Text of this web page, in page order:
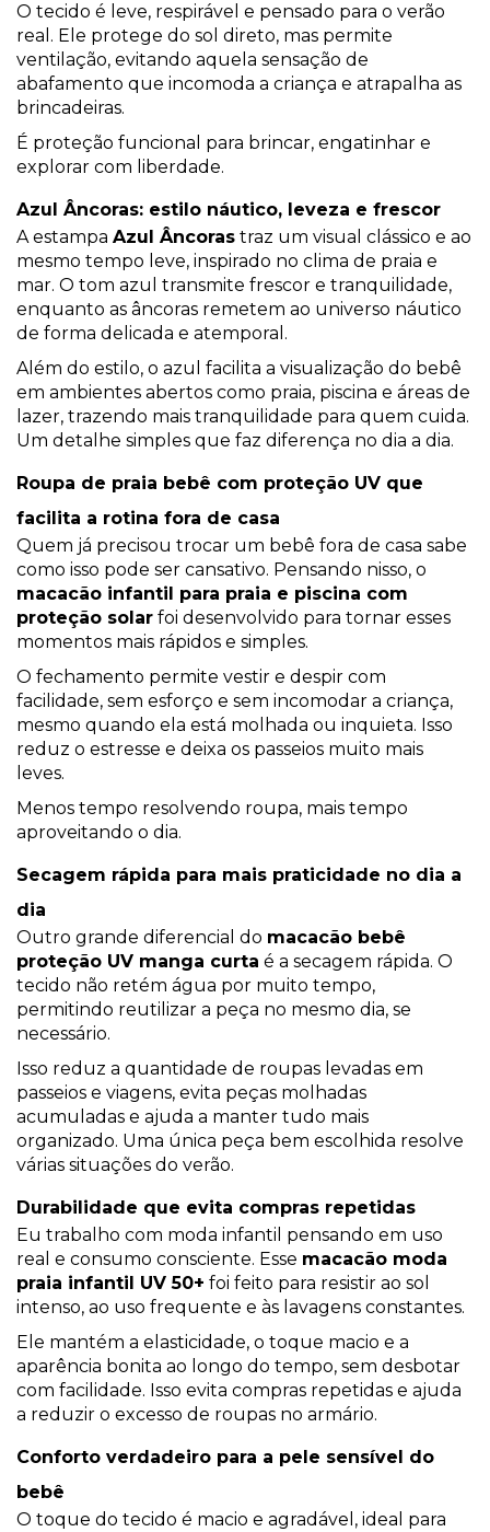
O tecido é leve, respirável e pensado para o verão
real. Ele protege do sol direto, mas permite
ventilação, evitando aquela sensação de
abafamento que incomoda a criança e atrapalha as
brincadeiras.
É proteção funcional para brincar, engatinhar e
explorar com liberdade.
Azul Âncoras: estilo náutico, leveza e frescor
A estampa Azul Âncoras traz um visual clássico e ao
mesmo tempo leve, inspirado no clima de praia e
mar. O tom azul transmite frescor e tranquilidade,
enquanto as âncoras remetem ao universo náutico
de forma delicada e atemporal.
Além do estilo, o azul facilita a visualização do bebê
em ambientes abertos como praia, piscina e áreas de
lazer, trazendo mais tranquilidade para quem cuida.
Um detalhe simples que faz diferença no dia a dia.
Roupa de praia bebê com proteção UV que
facilita a rotina fora de casa
Quem já precisou trocar um bebê fora de casa sabe
como isso pode ser cansativo. Pensando nisso, o
macacão infantil para praia e piscina com
proteção solar foi desenvolvido para tornar esses
momentos mais rápidos e simples.
O fechamento permite vestir e despir com
facilidade, sem esforço e sem incomodar a criança,
mesmo quando ela está molhada ou inquieta. Isso
reduz o estresse e deixa os passeios muito mais
leves.
Menos tempo resolvendo roupa, mais tempo
aproveitando o dia.
Secagem rápida para mais praticidade no dia a
dia
Outro grande diferencial do macacão bebê
proteção UV manga curta é a secagem rápida. O
tecido não retém água por muito tempo,
permitindo reutilizar a peça no mesmo dia, se
necessário.
Isso reduz a quantidade de roupas levadas em
passeios e viagens, evita peças molhadas
acumuladas e ajuda a manter tudo mais
organizado. Uma única peça bem escolhida resolve
várias situações do verão.
Durabilidade que evita compras repetidas
Eu trabalho com moda infantil pensando em uso
real e consumo consciente. Esse macacão moda
praia infantil UV 50+ foi feito para resistir ao sol
intenso, ao uso frequente e às lavagens constantes.
Ele mantém a elasticidade, o toque macio e a
aparência bonita ao longo do tempo, sem desbotar
com facilidade. Isso evita compras repetidas e ajuda
a reduzir o excesso de roupas no armário.
Conforto verdadeiro para a pele sensível do
bebê
O toque do tecido é macio e agradável, ideal para